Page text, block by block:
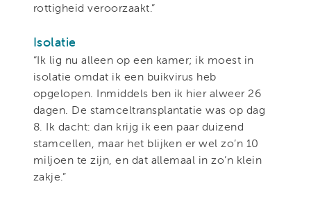
rottigheid veroorzaakt.”
Isolatie
“Ik lig nu alleen op een kamer; ik moest in
isolatie omdat ik een buikvirus heb
opgelopen. Inmiddels ben ik hier alweer 26
dagen. De stamceltransplantatie was op dag
8. Ik dacht: dan krijg ik een paar duizend
stamcellen, maar het blijken er wel zo’n 10
miljoen te zijn, en dat allemaal in zo’n klein
zakje.”